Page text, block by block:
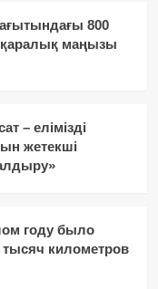
800
маңызы
– елімізді
жетекші
году было
тысяч километров